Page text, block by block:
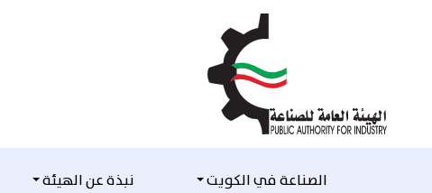
الصناعة في الكويت نبذة عن الهيئة